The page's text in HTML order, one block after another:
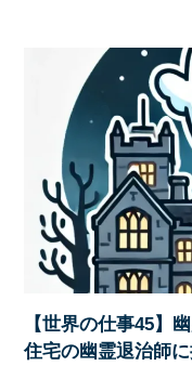
【世界の仕事45】
住宅の幽霊退治師